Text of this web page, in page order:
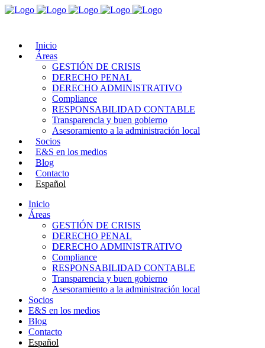
Inicio
Áreas
GESTIÓN DE CRISIS
DERECHO PENAL
DERECHO ADMINISTRATIVO
Compliance
RESPONSABILIDAD CONTABLE
Transparencia y buen gobierno
Asesoramiento a la administración local
Socios
E&S en los medios
Blog
Contacto
Español
Inicio
Áreas
GESTIÓN DE CRISIS
DERECHO PENAL
DERECHO ADMINISTRATIVO
Compliance
RESPONSABILIDAD CONTABLE
Transparencia y buen gobierno
Asesoramiento a la administración local
Socios
E&S en los medios
Blog
Contacto
Español